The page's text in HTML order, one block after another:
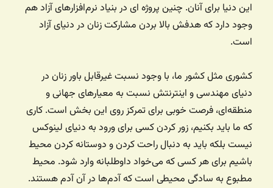
این دنیا برای آنان. چنین پروژه ای در بنیاد نرم‌افزارهای آزاد هم
وجود دارد که هدفش بالا بردن مشارکت زنان در دنیای آزاد
است.
کشوری مثل کشور ما، با وجود نسبت غیرقابل باور زنان در
دنیای مهندسی و اینترنتش نسبت به معیارهای جهانی و
منطقه‌ای، فرصت خوبی برای تمرکز روی این بخش است. کاری
که ما باید بکنیم، زور کردن کسی برای ورود به دنیای لینوکس
نیست بلکه باید به دنبال راحت کردن و دوستانه کردن محیط
باشیم برای هر کسی که می‌خواد داوطلبانه وارد شود. محیط
مطبوع به سادگی محیطی است که آدم‌ها در آن آدم هستند.